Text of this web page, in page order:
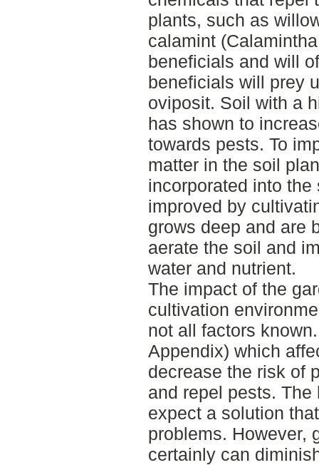
plants, such as
calamint
beneficials and will
beneficials will prey
oviposit. Soil with a
has shown to
towards pests. To
matter in the soil
incorporated into
improved by
grows deep and are
aerate the soil and
water and nutrient.
The impact of the
cultivation
not all factors
Appendix) which
decrease the risk of
and repel pests.
expect a solution
problems. However,
certainly can